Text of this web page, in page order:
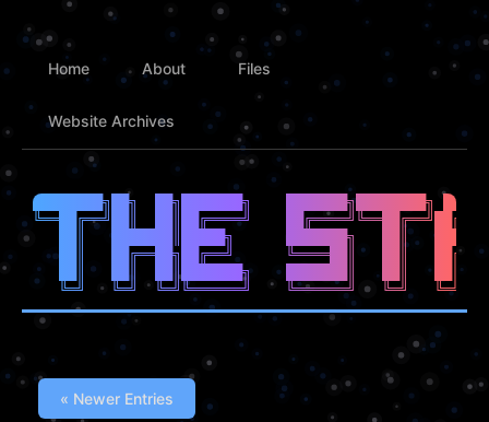
Home About Files
Website Archives
████████╗██╗  ██╗███████╗    ███████╗████████╗
╚══██╔══╝██║  ██║██╔════╝
██║   ███████║█████╗      ███████╗   ██║
██║   ██╔══██╗██╔══╝      ╚════██║   ██║
██║   ██║  ██║███████╗    ███████║   ██║   ██║
« Newer Entries